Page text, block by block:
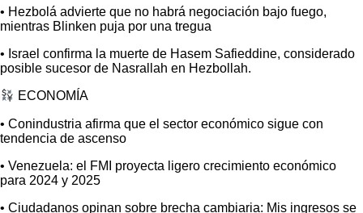
• Hezbolá advierte que no habrá negociación bajo fuego,
mientras Blinken puja por una tregua
• Israel confirma la muerte de Hasem Safieddine, considerado
posible sucesor de Nasrallah en Hezbollah.
ECONOMÍA
• Conindustria afirma que el sector económico sigue con
tendencia de ascenso
• Venezuela: el FMI proyecta ligero crecimiento económico
para 2024 y 2025
• Ciudadanos opinan sobre brecha cambiaria: Mis ingresos se